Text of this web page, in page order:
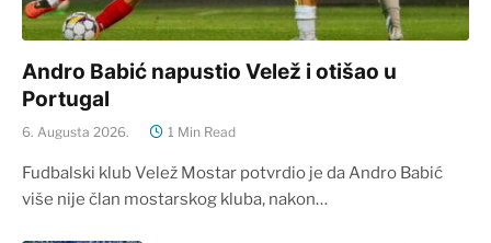
Andro Babić napustio Velež i otišao u
Portugal
6. Augusta 2026. 1 Min Read
Fudbalski klub Velež Mostar potvrdio je da Andro Babić
više nije član mostarskog kluba, nakon…